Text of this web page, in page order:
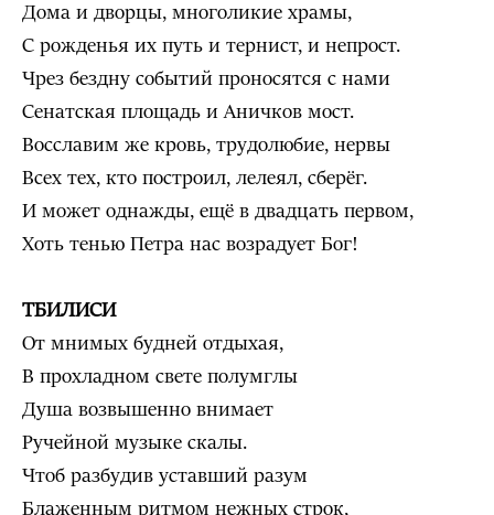
Дома и дворцы, многоликие храмы,
С рожденья их путь и тернист, и непрост.
Чрез бездну событий проносятся с нами
Сенатская площадь и Аничков мост.
Восславим же кровь, трудолюбие, нервы
Всех тех, кто построил, лелеял, сберёг.
И может однажды, ещё в двадцать первом,
Хоть тенью Петра нас возрадует Бог!
ТБИЛИСИ
От мнимых будней отдыхая,
В прохладном свете полумглы
Душа возвышенно внимает
Ручейной музыке скалы.
Чтоб разбудив уставший разум
Блаженным ритмом нежных строк,